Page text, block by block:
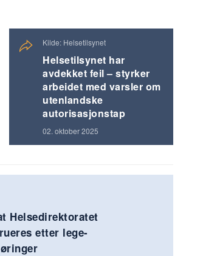
Kilde: Helsetilsynet
Helsetilsynet har
avdekket feil – styrker
arbeidet med varsler om
utenlandske
autorisasjonstap
02. oktober 2025
Helsedirektoratet
etter lege-